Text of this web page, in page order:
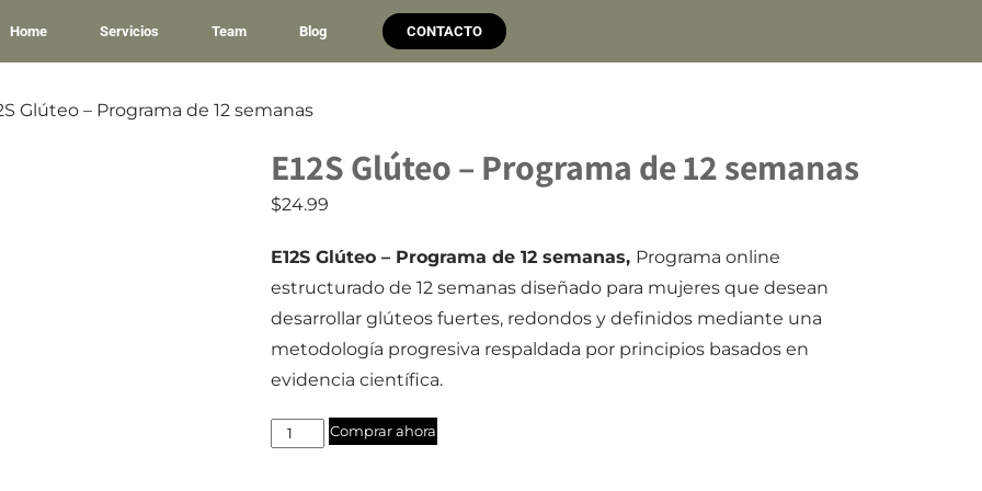
Home Servicios Team Blog CONTACTO
Glúteo – Programa de 12 semanas
E12S Glúteo – Programa de 12 semanas
$24.99
E12S Glúteo – Programa de 12 semanas, Programa online
estructurado de 12 semanas diseñado para mujeres que desean
desarrollar glúteos fuertes, redondos y definidos mediante una
metodología progresiva respaldada por principios basados en
evidencia científica.
E12S
Comprar ahora